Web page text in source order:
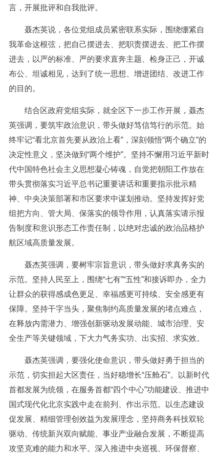
言，开展批评和自我批评。
聂杰英说，各位党组成员紧密联系实际，围绕绷紧自
我革命这根弦，把自己摆进去、把职责摆进去、把工作摆
进去，以严的标准、严的要求直奔主题、检身正己，开诚
布公、坦诚相见，达到了统一思想、增进团结、改进工作
的目的。
结合区政府党组实际，就全区下一步工作开展，聂杰
英强调，要筑牢政治意识，带头做好笃信笃行的示范。始
终牢记“看北京首先要从政治上看”，深刻领悟“两个确立”的
决定性意义，坚决做到“两个维护”。坚持不懈用习近平新时
代中国特色社会主义思想凝心铸魂，自觉把朝阳工作放在
带头贯彻落实习近平总书记重要讲话和重要指示批示精
神、中央决策部署和市区要求中谋划推动。坚持发挥好党
组把方向、管大局、保落实的领导作用，认真落实请示报
告制度和意识形态工作责任制，以绝对忠诚的政治品格护
航区域高质量发展。
聂杰英强调，要树牢宗旨意识，带头做好求真务实的
示范。坚持人民至上，围绕“七有”“五性”和接诉即办，全力
让群众的获得感成色更足、幸福感更可持续、安全感更有
保障。坚持干字当头，聚焦制约高质量发展的堵点难点，
在释放内需潜力、增强创新驱动发展动能、城市治理、安
全生产等关键领域，下大力气务实功、出实招、求实效。
聂杰英强调，要强化使命意识，带头做好勇于担当的
示范，切实担起大区责任，当好稳增长“压舱石”。以新时代
首都发展为统领，在服务首都“四个中心”功能建设、推进中
国式现代化北京实践中走在前列、作出示范。以生态建设
促发展、精细管理创效益为发展理念，坚持商务科技双轮
驱动、传统新兴双向赋能、事业产业融合发展，不断提高
攻坚克难的能力和水平。深入推进中央巡视、环保督察、